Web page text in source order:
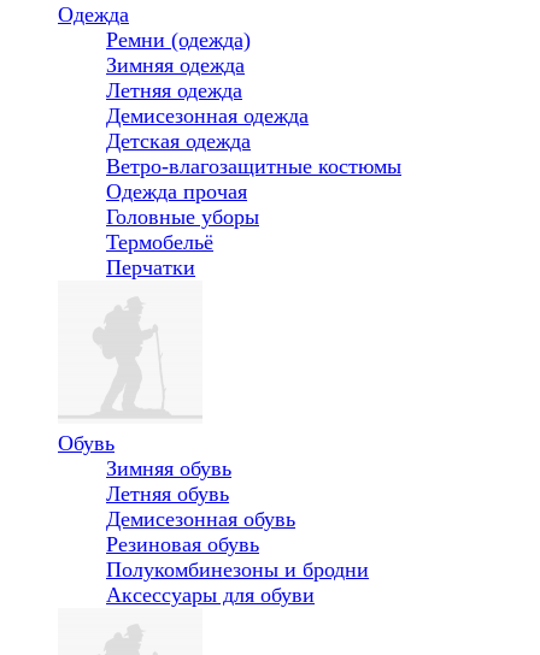
Одежда
Ремни (одежда)
Зимняя одежда
Летняя одежда
Демисезонная одежда
Детская одежда
Ветро-влагозащитные костюмы
Одежда прочая
Головные уборы
Термобельё
Перчатки
Обувь
Зимняя обувь
Летняя обувь
Демисезонная обувь
Резиновая обувь
Полукомбинезоны и бродни
Аксессуары для обуви